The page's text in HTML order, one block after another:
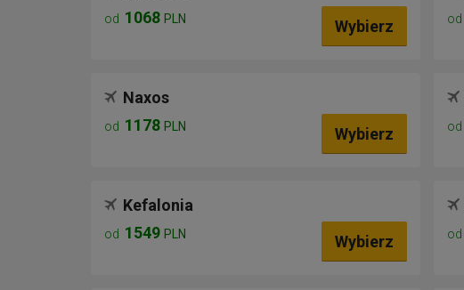
od 1068 PLN Wybierz od
Naxos
od 1178 PLN Wybierz od
Kefalonia
od 1549 PLN Wybierz od